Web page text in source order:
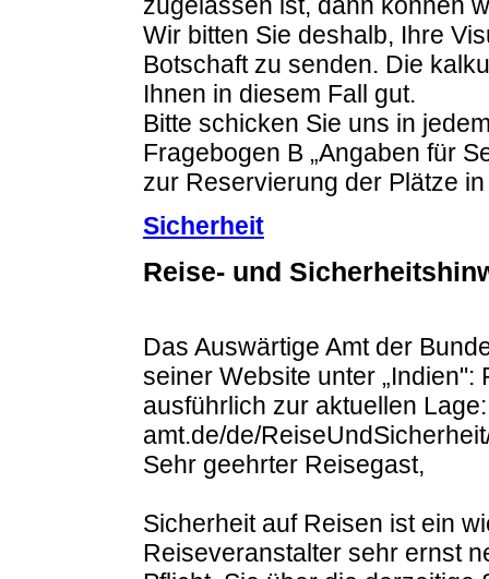
Wir bitten Sie deshalb, Ihre
Botschaft zu senden. Die
Ihnen in diesem Fall gut.
Bitte schicken Sie uns in
Fragebogen B „Angaben für
zur Reservierung der Plätze
Sicherheit
Reise- und
Das Auswärtige Amt der
seiner Website unter
ausführlich zur aktuellen
amt.de/de/
Sehr geehrter Reisegast,
Sicherheit auf Reisen ist ein
Reiseveranstalter sehr ernst